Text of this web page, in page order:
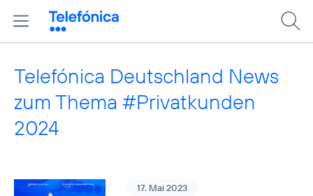
Telefónica Deutschland News
zum Thema #Privatkunden
2024
17. Mai 2023